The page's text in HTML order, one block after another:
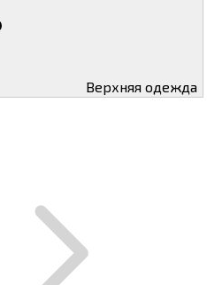
Верхняя одежда